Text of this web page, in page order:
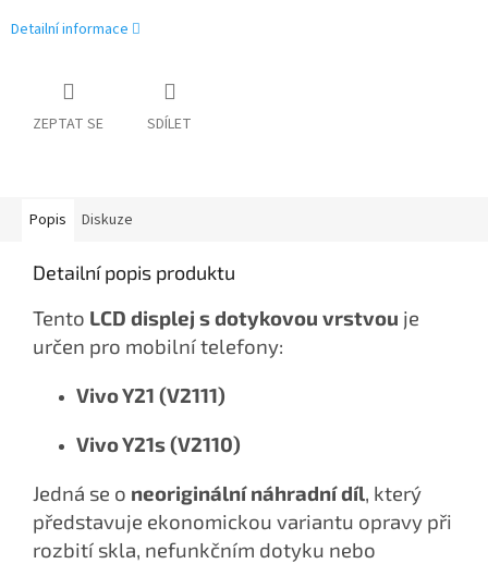
Detailní informace
ZEPTAT SE SDÍLET
Popis Diskuze
Detailní popis produktu
Tento LCD displej s dotykovou vrstvou je
určen pro mobilní telefony:
Vivo Y21 (V2111)
Vivo Y21s (V2110)
Jedná se o neoriginální náhradní díl, který
představuje ekonomickou variantu opravy při
rozbití skla, nefunkčním dotyku nebo